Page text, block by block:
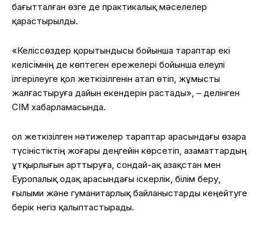
бағытталған өзге де практикалық мәселелер
қарастырылды.
«Келіссөздер қорытындысы бойынша тараптар екі
келісімнің де көптеген ережелері бойынша елеулі
ілгерілеуге қол жеткізілгенін атап өтіп, жұмысты
жалғастыруға дайын екендерін растады», – делінген
СІМ хабарламасында.
Қол жеткізілген нәтижелер тараптар арасындағы өзара
түсіністіктің жоғары деңгейін көрсетіп, азаматтардың
ұтқырлығын арттыруға, сондай-ақ Қазақстан мен
Еуропалық одақ арасындағы іскерлік, білім беру,
ғылыми және гуманитарлық байланыстарды кеңейтуге
берік негіз қалыптастырады.